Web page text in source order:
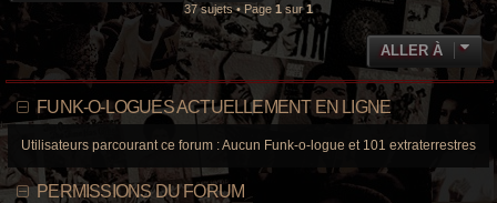
37 sujets • Page 1 sur1
ALLER À
FUNK-O-LOGUES ACTUELLEMENT EN LIGNE
Utilisateurs parcourant ce forum : Aucun Funk-o-logue et 101 extraterrestres
PERMISSIONS DU FORUM